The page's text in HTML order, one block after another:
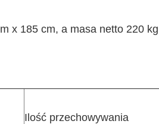
x 185 cm, a masa netto 220
Ilość przechowywania